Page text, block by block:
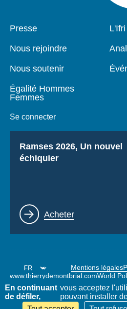
Pied
Presse
Nous rejoindre
Nous soutenir
Égalité Hommes
Femmes
Se connecter
L'Ifri
Titre
Ramses 2026, Un nouvel
échiquier
Lien
Acheter
Mentions légales
www.thierrydemontbrial.comWorld
Blog Politique étrangère
En continuant
de défiler,
vous acceptez
pouvant installer